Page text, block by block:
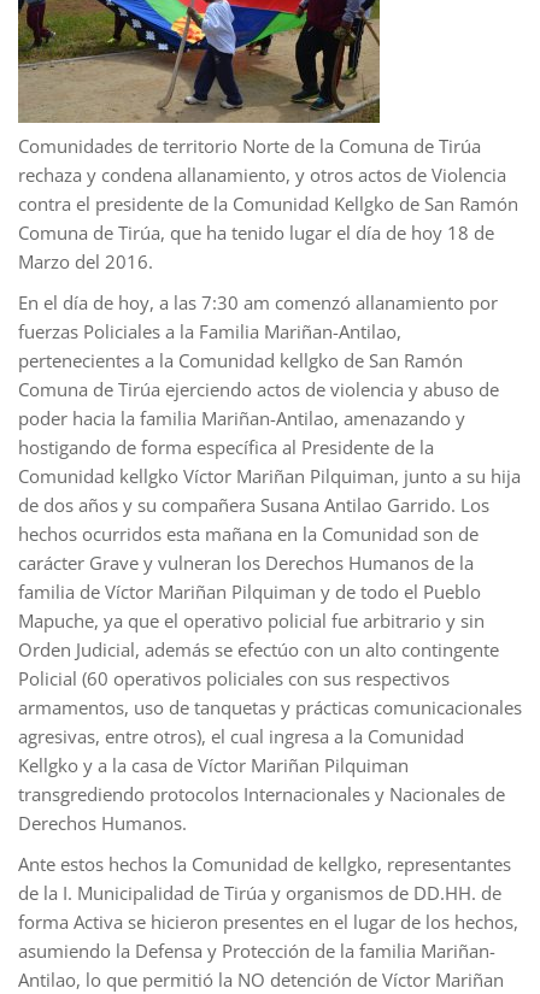
Comunidades de territorio Norte de la Comuna de Tirúa
rechaza y condena allanamiento, y otros actos de Violencia
contra el presidente de la Comunidad Kellgko de San Ramón
Comuna de Tirúa, que ha tenido lugar el día de hoy 18 de
Marzo del 2016.
En el día de hoy, a las 7:30 am comenzó allanamiento por
fuerzas Policiales a la Familia Mariñan-Antilao,
pertenecientes a la Comunidad kellgko de San Ramón
Comuna de Tirúa ejerciendo actos de violencia y abuso de
poder hacia la familia Mariñan-Antilao, amenazando y
hostigando de forma específica al Presidente de la
Comunidad kellgko Víctor Mariñan Pilquiman, junto a su hija
de dos años y su compañera Susana Antilao Garrido. Los
hechos ocurridos esta mañana en la Comunidad son de
carácter Grave y vulneran los Derechos Humanos de la
familia de Víctor Mariñan Pilquiman y de todo el Pueblo
Mapuche, ya que el operativo policial fue arbitrario y sin
Orden Judicial, además se efectúo con un alto contingente
Policial (60 operativos policiales con sus respectivos
armamentos, uso de tanquetas y prácticas comunicacionales
agresivas, entre otros), el cual ingresa a la Comunidad
Kellgko y a la casa de Víctor Mariñan Pilquiman
transgrediendo protocolos Internacionales y Nacionales de
Derechos Humanos.
Ante estos hechos la Comunidad de kellgko, representantes
de la I. Municipalidad de Tirúa y organismos de DD.HH. de
forma Activa se hicieron presentes en el lugar de los hechos,
asumiendo la Defensa y Protección de la familia Mariñan-
Antilao, lo que permitió la NO detención de Víctor Mariñan